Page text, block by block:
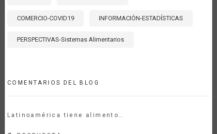
COMERCIO-COVID19 INFORMACIÓN-ESTADÍSTICAS
PERSPECTIVAS-Sistemas Alimentarios
COMENTARIOS DEL BLOG
Latinoamérica tiene alimento…